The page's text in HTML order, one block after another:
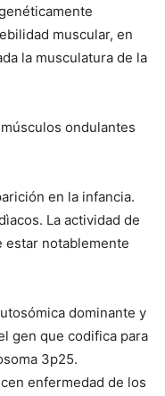
muscular, en
la musculatura de la
ondulantes
en la infancia.
La actividad de
estar notablemente
dominante y
gen que codifica para
3p25.
enfermedad de los